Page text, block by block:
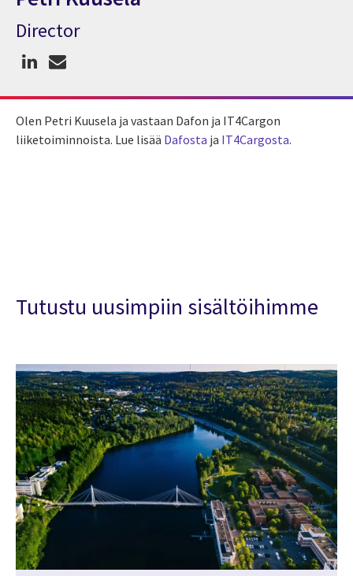
Asiantuntija Petri Kuusela
Director
Olen Petri Kuusela ja vastaan Dafon ja IT4Cargon
liiketoiminnoista. Lue lisää Dafosta ja IT4Cargosta.
Tutustu uusimpiin sisältöihimme